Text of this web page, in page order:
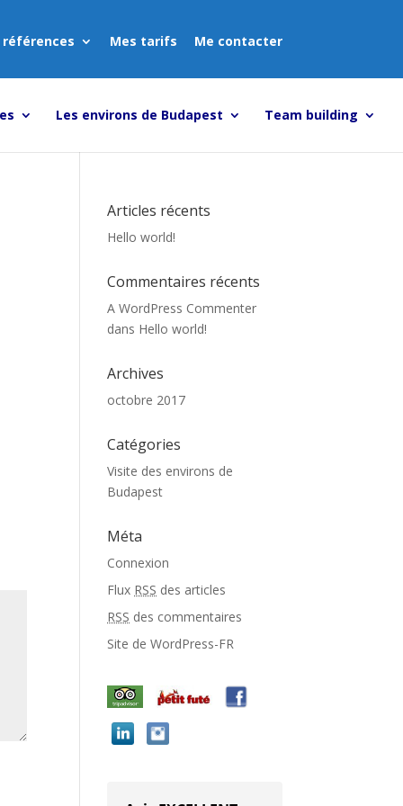
références Mes tarifs Me contacter
Les environs de Budapest Team building
Articles récents
Hello world!
Commentaires récents
A WordPress Commenter
dans Hello world!
Archives
octobre 2017
Catégories
Visite des environs de
Budapest
Méta
Connexion
Flux RSS des articles
RSS des commentaires
Site de WordPress-FR